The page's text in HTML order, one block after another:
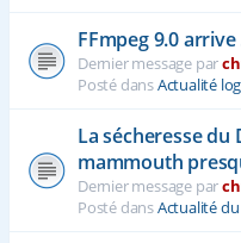
FFmpeg 9.0 arrive
Dernier message par
Posté dansActualité
La sécheresse
mammouth
Dernier message par
Posté dansActualité